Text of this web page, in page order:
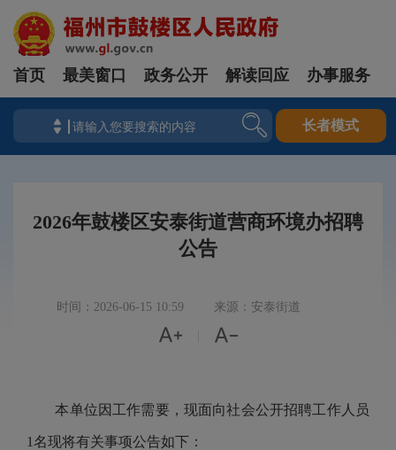
首页 最美窗口 政务公开 解读回应 办事服务
长者模式
2026年鼓楼区安泰街道营商环境办招聘
公告
时间：2026-06-15 10:59 来源：安泰街道
 
本单位因工作需要，现面向社会公开招聘工作人员
1名现将有关事项公告如下：